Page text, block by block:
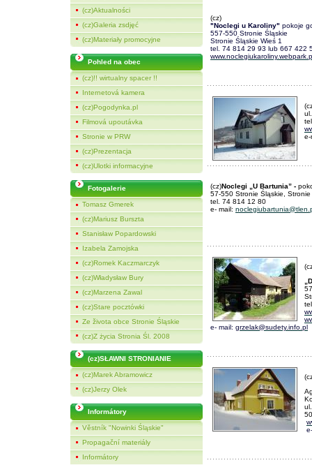
(cz)Aktualności
(cz)Galeria zsdjęć
(cz)Materiały promocyjne
Pohled na obec
(cz)!! wirtualny spacer !!
Internetová kamera
(cz)Pogodynka.pl
Filmová upoutávka
Stronie w PRW
(cz)Prezentacja
(cz)Ulotki informacyjne
Fotogalerie
Tomasz Gmerek
(cz)Mariusz Burszta
Stanisław Popardowski
Izabela Zamojska
(cz)Romek Kaczmarczyk
(cz)Władysław Bury
(cz)Marzena Zawal
(cz)Stare pocztówki
Ze života obce Stronie Śląskie
(cz)Z życia Stronia Śl. 2008
(cz)SŁAWNI STRONIANIE
(cz)Marek Abramowicz
(cz)Jerzy Olek
Informátory
Věstník "Nowinki Śląskie"
Propagační materiály
Informátory
(cz)
"Noclegi u Karoliny" pokoje
557-550 Stronie Śląskie
Stronie Śląskie Wieś 1
tel. 74 814 29 93 lub 667 422
(cz)Noclegi „U Bartunia” -
57-550 Stronie Śląskie,
tel. 74 814 12 80
e- mail:
e- mail: grzelak@sudety.info.pl